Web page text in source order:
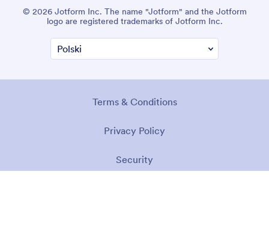
© 2026 Jotform Inc. The name "Jotform" and the Jotform
logo are registered trademarks of Jotform Inc.
Terms & Conditions
Privacy Policy
Security